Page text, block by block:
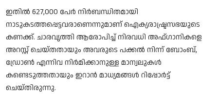
ഇതില്‍ 627,000 പേര്‍ നിര്‍ബന്ധിതമായി
നാടുകടത്തപ്പെട്ടവരാണെന്നുമാണ് ഐക്യരാഷ്ട്രസഭയുടെ
കണക്ക്. ചാരവൃത്തി ആരോപിച്ച് നിരവധി അഫ്ഗാനികളെ
അറസ്റ്റ് ചെയ്തതായും അവരുടെ പക്കല്‍ നിന്ന് ബോംബ്,
ഡ്രോണ്‍ എന്നിവ നിര്‍മിക്കാനുള്ള മാന്വലുകള്‍
കണ്ടെടുത്തതായും ഇറാന്‍ മാധ്യമങ്ങള്‍ റിപ്പോര്‍ട്ട്
ചെയ്തിരുന്നു.